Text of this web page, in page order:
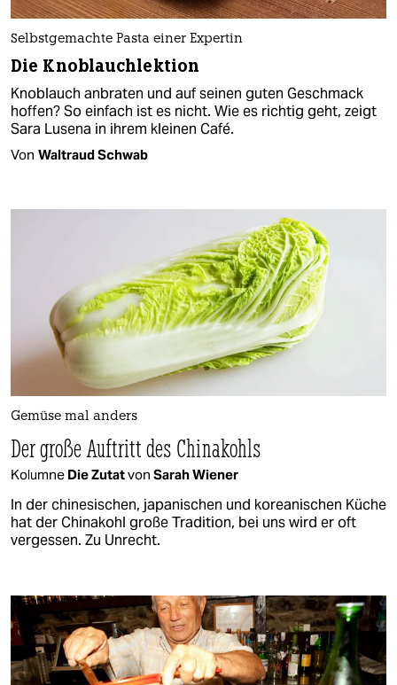
Selbstgemachte Pasta einer Expertin
Die Knoblauchlektion
Knoblauch anbraten und auf seinen guten Geschmack
hoffen? So einfach ist es nicht. Wie es richtig geht, zeigt
Sara Lusena in ihrem kleinen Café.
Von Waltraud Schwab
Gemüse mal anders
Der große Auftritt des Chinakohls
Kolumne Die Zutatvon Sarah Wiener
In der chinesischen, japanischen und koreanischen Küche
hat der Chinakohl große Tradition, bei uns wird er oft
vergessen. Zu Unrecht.